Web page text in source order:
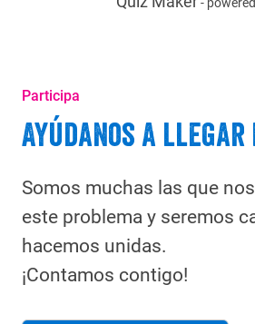
Participa
Ayúdanos a
Somos muchas las que
este problema y seremos
hacemos unidas.
¡Contamos contigo!